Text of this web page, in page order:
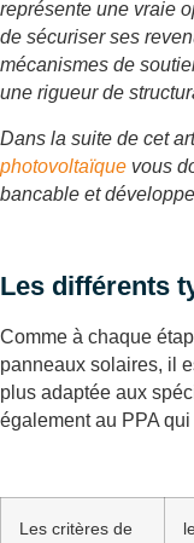
représente une vraie
de sécuriser ses
mécanismes de
une rigueur de
Dans la suite de cet
photovoltaïque vous
bancable et
Les différents
Comme à chaque
panneaux solaires, il
plus adaptée aux
également au PPA
Les critères de